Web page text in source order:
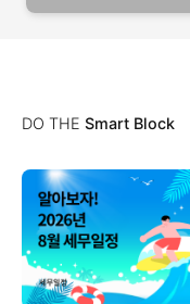
DO THE Smart Block